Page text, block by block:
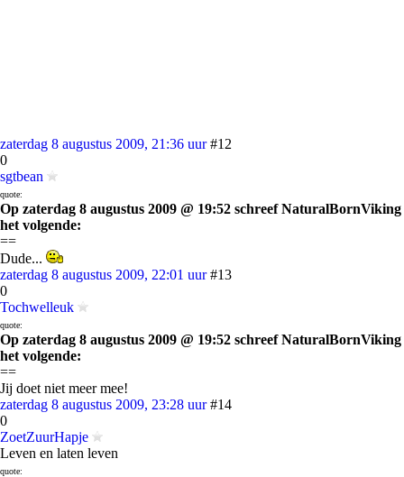
zaterdag 8 augustus 2009, 21:36 uur #12
0
sgtbean
quote:
Op zaterdag 8 augustus 2009 @ 19:52 schreef NaturalBornViking
het volgende:
==
Dude...
zaterdag 8 augustus 2009, 22:01 uur #13
0
Tochwelleuk
quote:
Op zaterdag 8 augustus 2009 @ 19:52 schreef NaturalBornViking
het volgende:
==
Jij doet niet meer mee!
zaterdag 8 augustus 2009, 23:28 uur #14
0
ZoetZuurHapje
Leven en laten leven
quote: